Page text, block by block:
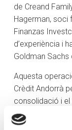
de Creand
Hagerman, soci
Finanzas
d’experiència i
Goldman Sachs
Aquesta
Crèdit Andorrà
consolidació i
diferents països
d’aliances